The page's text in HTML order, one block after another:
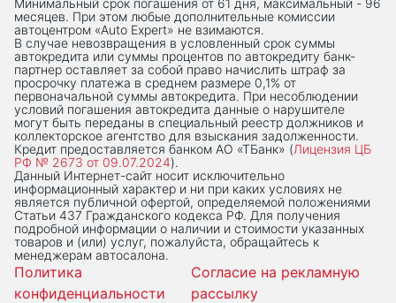
Минимальный срок погашения от 61 дня, максимальный - 96
месяцев. При этом любые дополнительные комиссии
автоцентром «Auto Expert» не взимаются.
В случае невозвращения в условленный срок суммы
автокредита или суммы процентов по автокредиту банк-
партнер оставляет за собой право начислить штраф за
просрочку платежа в среднем размере 0,1% от
первоначальной суммы автокредита. При несоблюдении
условий погашения автокредита данные о нарушителе
могут быть переданы в специальный реестр должников и
коллекторское агентство для взыскания задолженности.
Кредит предоставляется банком АО «ТБанк» (Лицензия ЦБ
РФ № 2673 от 09.07.2024).
Данный Интернет-сaйт носит исключительно
информационный характер и ни при каких условиях не
является публичной офертой, определяемой положениями
Статьи 437 Гражданского кодекса РФ. Для получения
подробной информации о наличии и стоимости указанных
товаров и (или) услуг, пожалуйста, обращайтесь к
менеджерам автосалона.
Политика
конфиденциальности
Согласие на рекламную
рассылку